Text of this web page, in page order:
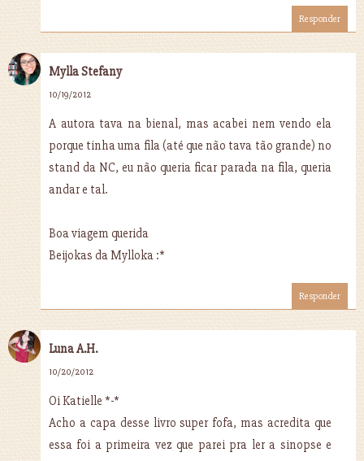
Responder
Mylla Stefany
10/19/2012
A autora tava na bienal, mas acabei nem vendo ela
porque tinha uma fila (até que não tava tão grande) no
stand da NC, eu não queria ficar parada na fila, queria
andar e tal.
Boa viagem querida
Beijokas da Mylloka :*
Responder
Luna A.H.
10/20/2012
Oi Katielle *-*
Acho a capa desse livro super fofa, mas acredita que
essa foi a primeira vez que parei pra ler a sinopse e